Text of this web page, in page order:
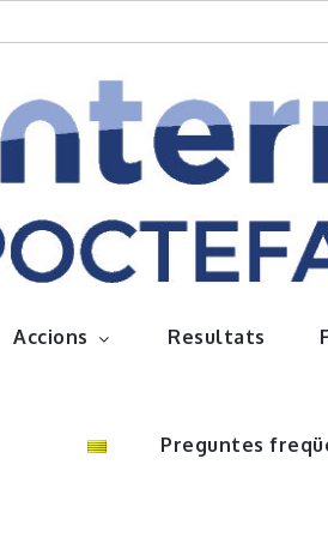
Accions Resultats
Preguntes